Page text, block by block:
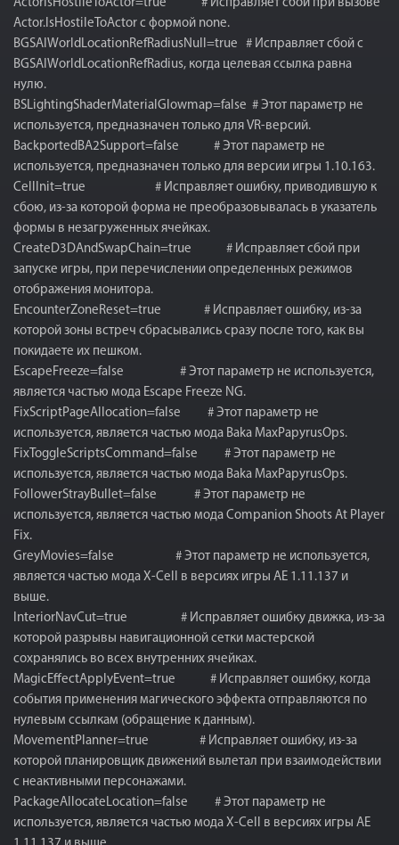
ActorIsHostileToActor=true # Исправляет сбой при вызове
Actor.IsHostileToActor с формой none.
BGSAIWorldLocationRefRadiusNull=true # Исправляет сбой с
BGSAIWorldLocationRefRadius, когда целевая ссылка равна
нулю.
BSLightingShaderMaterialGlowmap=false # Этот параметр не
используется, предназначен только для VR-версий.
BackportedBA2Support=false # Этот параметр не
используется, предназначен только для версии игры 1.10.163.
CellInit=true # Исправляет ​​ошибку, приводившую к
сбою, из-за которой форма не преобразовывалась в указатель
формы в незагруженных ячейках.
CreateD3DAndSwapChain=true # Исправляет сбой при
запуске игры, при перечислении определенных режимов
отображения монитора.
EncounterZoneReset=true # Исправляет ошибку, из-за
которой зоны встреч сбрасывались сразу после того, как вы
покидаете их пешком.
EscapeFreeze=false # Этот параметр не используется,
является частью мода Escape Freeze NG.
FixScriptPageAllocation=false # Этот параметр не
используется, является частью мода Baka MaxPapyrusOps.
FixToggleScriptsCommand=false # Этот параметр не
используется, является частью мода Baka MaxPapyrusOps.
FollowerStrayBullet=false # Этот параметр не
используется, является частью мода Companion Shoots At Player
Fix.
GreyMovies=false # Этот параметр не используется,
является частью мода X-Cell в версиях игры AE 1.11.137 и
выше.
InteriorNavCut=true # Исправляет ​​ошибку движка, из-за
которой разрывы навигационной сетки мастерской
сохранялись во всех внутренних ячейках.
MagicEffectApplyEvent=true # Исправляет ошибку, когда
события применения магического эффекта отправляются по
нулевым ссылкам (обращение к данным).
MovementPlanner=true # Исправляет ошибку, из-за
которой планировщик движений вылетал при взаимодействии
с неактивными персонажами.
PackageAllocateLocation=false # Этот параметр не
используется, является частью мода X-Cell в версиях игры AE